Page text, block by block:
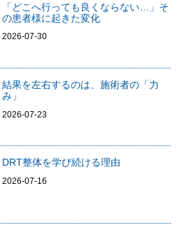
「どこへ行っても良くならない…」そ
の患者様に起きた変化
2026-07-30
結果を左右するのは、施術者の「力
み」
2026-07-23
DRT整体を学び続ける理由
2026-07-16